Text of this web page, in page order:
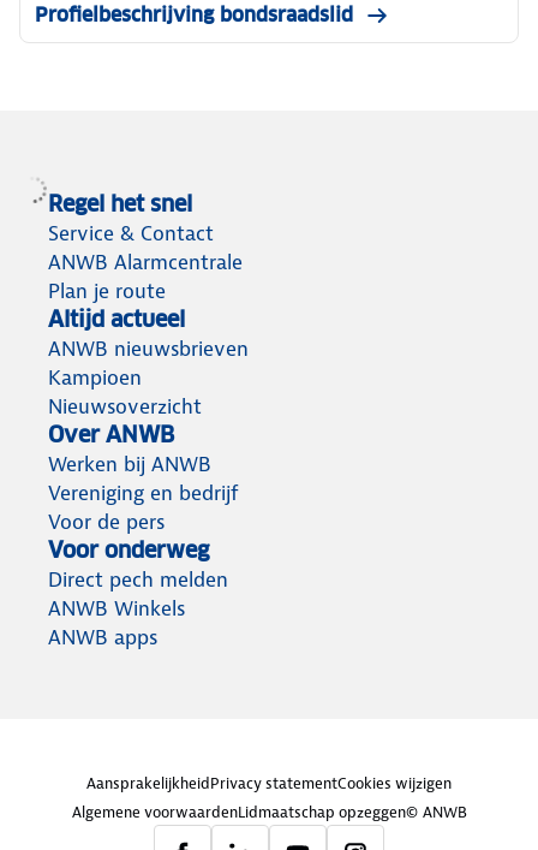
Profielbeschrijving bondsraadslid
Regel het snel
Service & Contact
ANWB Alarmcentrale
Plan je route
Altijd actueel
ANWB nieuwsbrieven
Kampioen
Nieuwsoverzicht
Over ANWB
Werken bij ANWB
Vereniging en bedrijf
Voor de pers
Voor onderweg
Direct pech melden
ANWB Winkels
ANWB apps
AansprakelijkheidPrivacy statementCookies wijzigen
Algemene voorwaardenLidmaatschap opzeggen© ANWB